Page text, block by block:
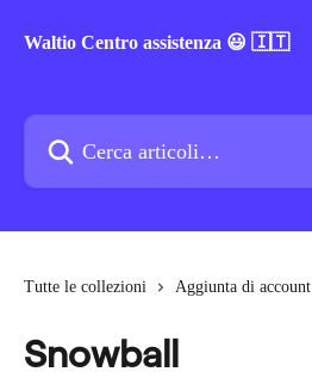
Waltio Centro assistenza 😃 🇮🇹
Cerca articoli…
Tutte le collezioni Aggiunta di account
Snowball